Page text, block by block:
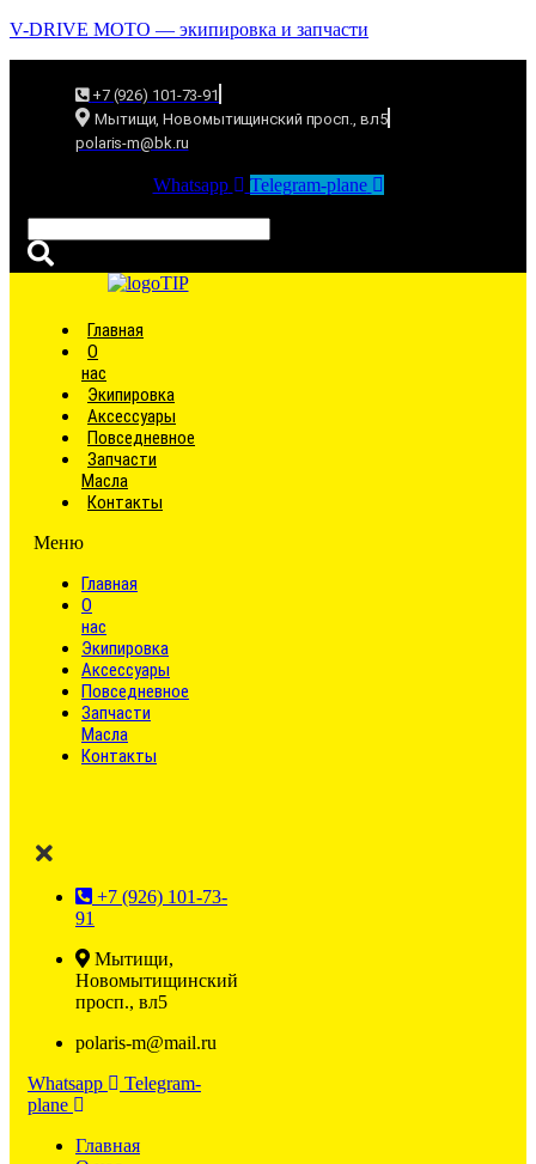
V-DRIVE MOTO — экипировка и запчасти
+7 (926) 101-73-91
Мытищи, Новомытищинский просп., вл5
polaris-m@bk.ru
Whatsapp
Telegram-plane
Главная
О
нас
Экипировка
Аксессуары
Повседневное
Запчасти
Масла
Контакты
Меню
Главная
О
нас
Экипировка
Аксессуары
Повседневное
Запчасти
Масла
Контакты
+7 (926) 101-73-
91
Мытищи,
Новомытищинский
просп., вл5
polaris-m@mail.ru
Whatsapp
Telegram-
plane
Главная